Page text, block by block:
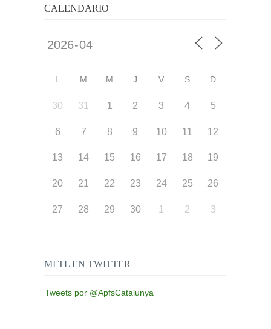
CALENDARIO
L M M J V S D
30 31 1 2 3 4 5
6 7 8 9 10 11 12
13 14 15 16 17 18 19
20 21 22 23 24 25 26
27 28 29 30 1 2 3
MI TL EN TWITTER
Tweets por @ApfsCatalunya